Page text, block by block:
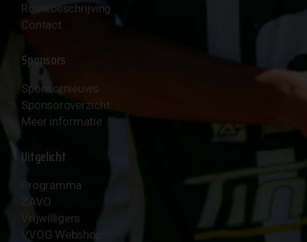
Routebeschrijving
Contact
Sponsors
Sponsornieuws
Sponsoroverzicht
Meer informatie
Uitgelicht
Programma
ZAVO
Vrijwilligers
VVOG Webshop